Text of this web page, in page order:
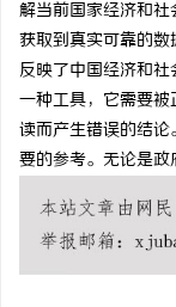
解当前国家经济和
获取到真实可靠的
反映了中国经济和
一种工具，它需要
读而产生错误的结
要的参考。无论是